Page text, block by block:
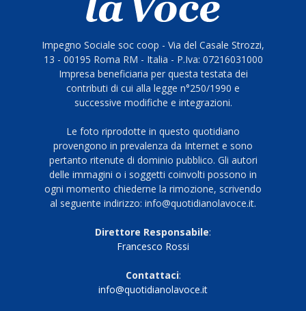
Impegno Sociale soc coop - Via del Casale Strozzi,
13 - 00195 Roma RM - Italia - P.Iva: 07216031000
Impresa beneficiaria per questa testata dei
contributi di cui alla legge n°250/1990 e
successive modifiche e integrazioni.
Le foto riprodotte in questo quotidiano
provengono in prevalenza da Internet e sono
pertanto ritenute di dominio pubblico. Gli autori
delle immagini o i soggetti coinvolti possono in
ogni momento chiederne la rimozione, scrivendo
al seguente indirizzo: info@quotidianolavoce.it.
Direttore Responsabile:
Francesco Rossi
Contattaci:
info@quotidianolavoce.it